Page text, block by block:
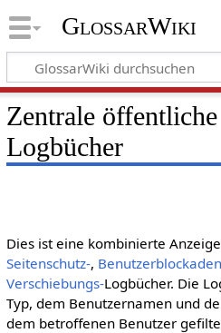
GlossarWiki
Zentrale öffentliche
Logbücher
Dies ist eine kombinierte
Seitenschutz-,
Verschiebungs-Logbücher. Die
Typ, dem Benutzernamen und
dem betroffenen Benutzer